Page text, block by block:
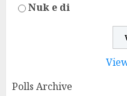
Nuk e di
Polls Archive